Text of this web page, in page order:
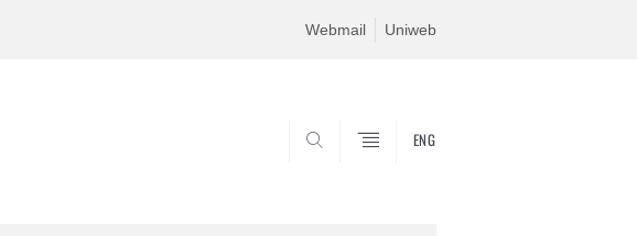
Webmail Uniweb
ENG